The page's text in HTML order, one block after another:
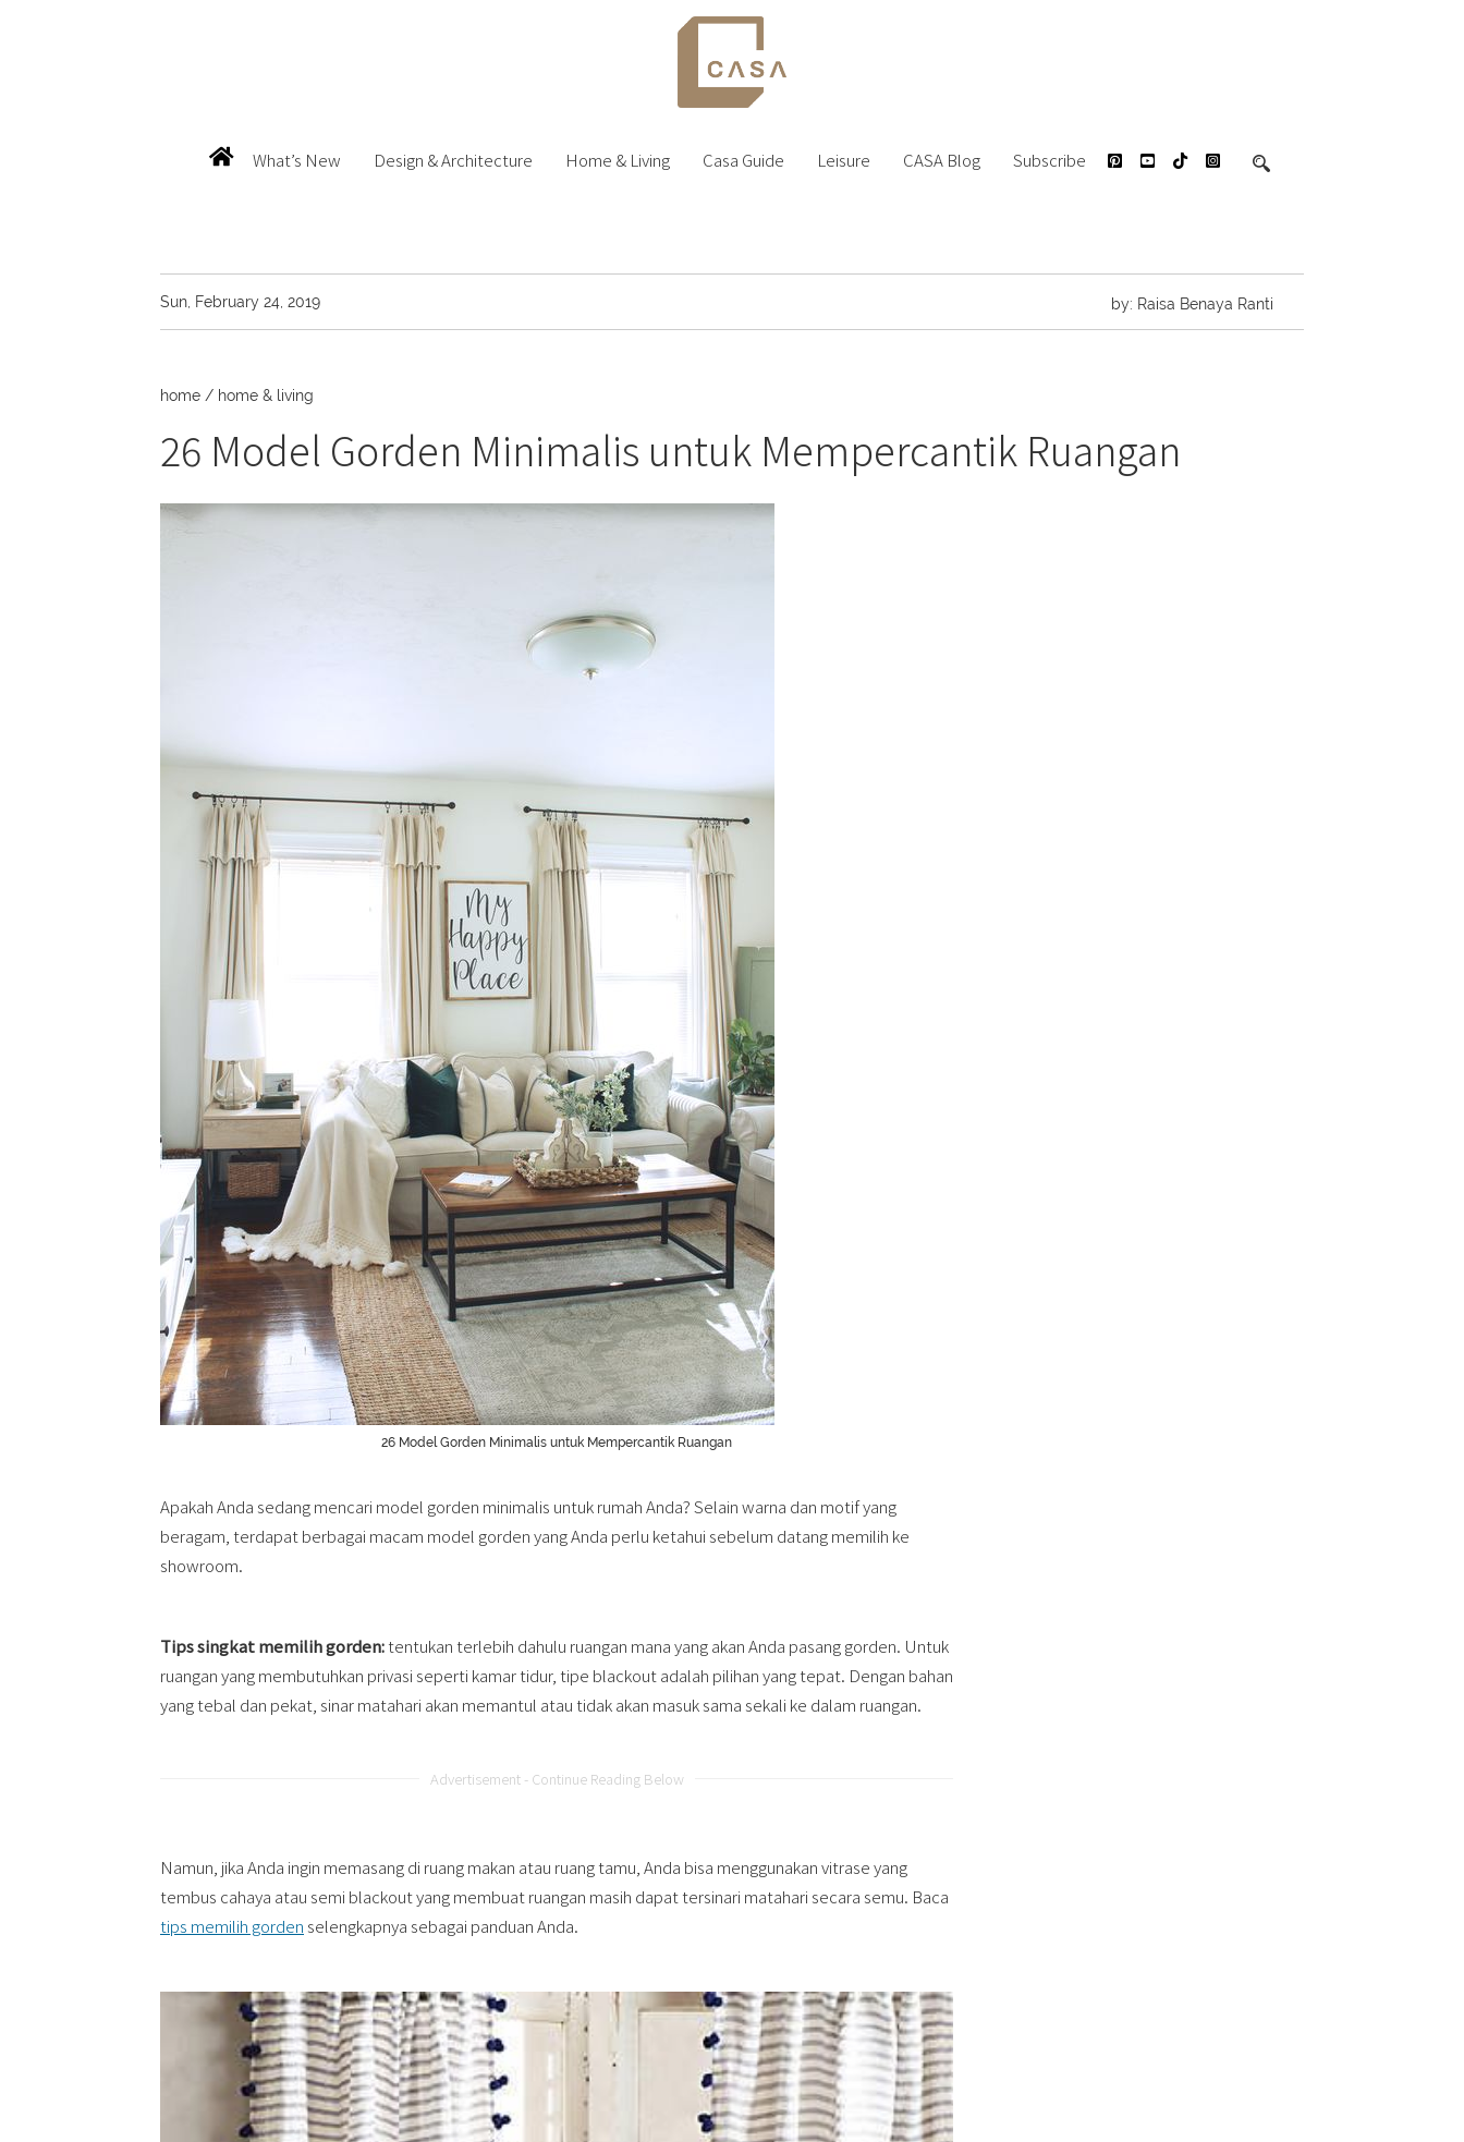
What’s New Design & Architecture Home & Living Casa Guide Leisure CASA Blog Subscribe
Sun, February 24, 2019 by: Raisa Benaya Ranti
home / home & living
26 Model Gorden Minimalis untuk Mempercantik Ruangan
26 Model Gorden Minimalis untuk Mempercantik Ruangan
Apakah Anda sedang mencari model gorden minimalis untuk rumah Anda? Selain warna dan motif yang
beragam, terdapat berbagai macam model gorden yang Anda perlu ketahui sebelum datang memilih ke
showroom.
Tips singkat memilih gorden:tentukan terlebih dahulu ruangan mana yang akan Anda pasang gorden. Untuk
ruangan yang membutuhkan privasi seperti kamar tidur, tipe blackout adalah pilihan yang tepat. Dengan bahan
yang tebal dan pekat, sinar matahari akan memantul atau tidak akan masuk sama sekali ke dalam ruangan.
Advertisement - Continue Reading Below
Namun, jika Anda ingin memasang di ruang makan atau ruang tamu, Anda bisa menggunakan vitrase yang
tembus cahaya atau semi blackout yang membuat ruangan masih dapat tersinari matahari secara semu. Baca
tips memilih gordenselengkapnya sebagai panduan Anda.